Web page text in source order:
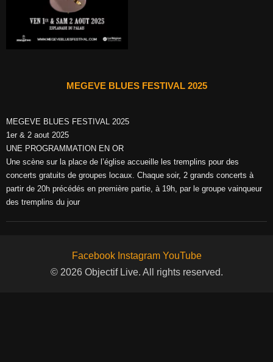
MEGEVE BLUES FESTIVAL 2025
MEGEVE BLUES FESTIVAL 2025
1er & 2 aout 2025
UNE PROGRAMMATION EN OR
Une scène sur la place de l’église accueille les tremplins pour des
concerts gratuits de groupes locaux. Chaque soir, 2 grands concerts à
partir de 20h précédés en première partie, à 19h, par le groupe vainqueur
des tremplins du jour
Facebook Instagram YouTube
© 2026 Objectif Live. All rights reserved.